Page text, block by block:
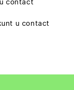
u contact